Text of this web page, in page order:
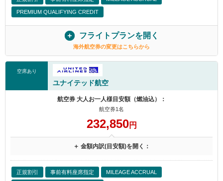
PREMIUM QUALIFYING CREDIT
フライトプランを開く
海外航空券の変更はこちらから
空席あり
ユナイテッド航空
航空券 大人お一人様目安額（燃油込）：
航空券1名
232,850円
＋ 金額内訳(目安額)を開く：
正規割引 事前有料座席指定 MILEAGE ACCRUAL